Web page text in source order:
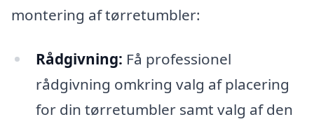
montering af tørretumbler:
Rådgivning: Få professionel
rådgivning omkring valg af placering
for din tørretumbler samt valg af den